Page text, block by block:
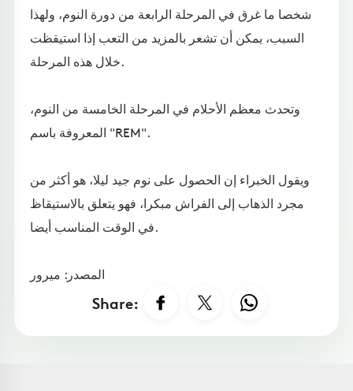
شخصا ما غرق في المرحلة الرابعة من دورة النوم، ولهذا
السبب، يمكن أن تشعر بالمزيد من التعب إذا استيقظت
خلال هذه المرحلة.
وتحدث معظم الأحلام في المرحلة الخامسة من النوم،
المعروفة باسم "REM".
ويقول الخبراء إن الحصول على نوم جيد ليلا، هو أكثر من
مجرد الذهاب إلى الفراش مبكرا، فهو يتعلق بالاستيقاظ
في الوقت المناسب أيضا.
المصدر: ميرور
Share: